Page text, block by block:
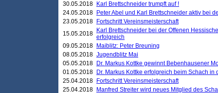
30.05.2018
Karl Brettschneider trumpft auf !
24.05.2018
Peter Abel und Karl Brettschneider aktiv bei
23.05.2018
Fortschritt Vereinsmeisterschaft
15.05.2018
Karl Brettschneider bei der Offenen
erfolgreich
09.05.2018
Maiblitz: Peter Breuning
08.05.2018 Jugendblitz Mai
05.05.2018
Dr. Markus Kottke gewinnt Bebenhausener
01.05.2018
Dr. Markus Kottke erfolgreich beim Schach
25.04.2018
Fortschritt Vereinsmeisterschaft
25.04.2018
Manfred Streiter wird neues Mitglied des